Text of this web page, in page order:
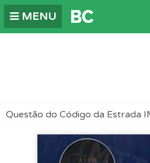
MENU
Questão do Código da Estrada